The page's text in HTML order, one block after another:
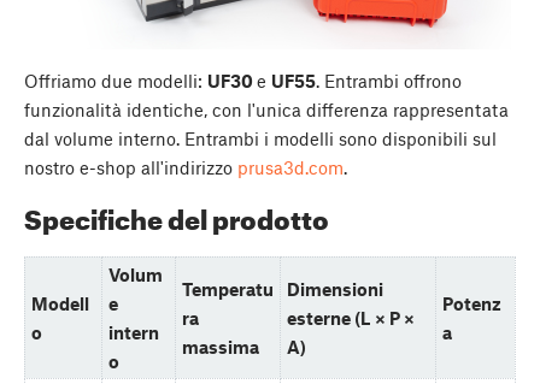
Offriamo due modelli: UF30e UF55. Entrambi offrono
funzionalità identiche, con l'unica differenza rappresentata
dal volume interno. Entrambi i modelli sono disponibili sul
nostro e-shop all'indirizzo prusa3d.com.
Specifiche del prodotto
Modell
o
Volum
e
intern
o
Temperatu
ra
massima
Dimensioni
esterne (L × P ×
A)
Potenz
a